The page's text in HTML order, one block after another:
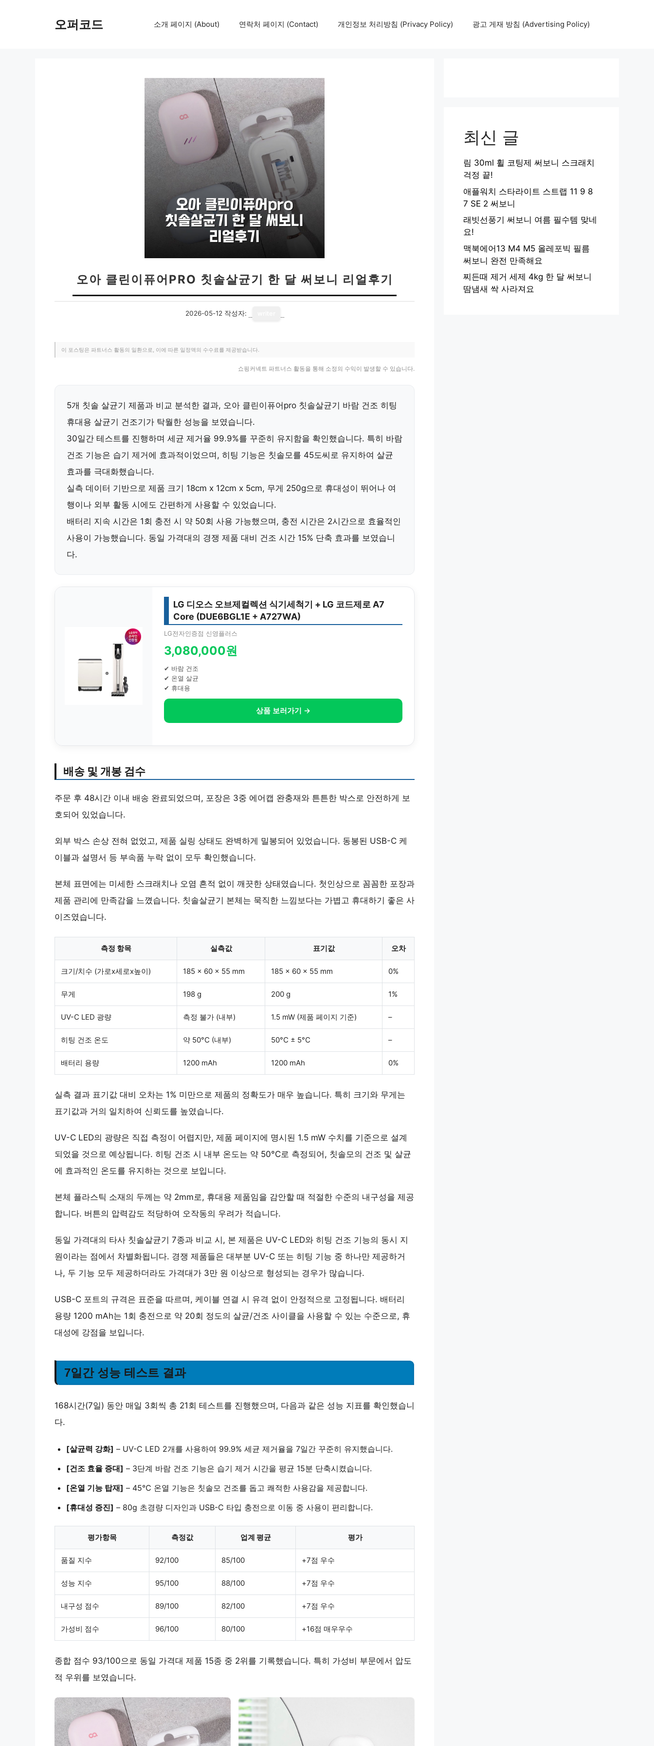
오퍼코드 소개 페이지 (About) 연락처 페이지 (Contact) 개인정보 처리방침 (Privacy Policy) 광고 게재 방침 (Advertising Policy)
오아 클린이퓨어PRO 칫솔살균기 한 달 써보니 리얼후기
2026-05-12 작성자:
이 포스팅은 파트너스 활동의 일환으로, 이에 따른 일정액의 수수료를 제공받습니다.
쇼핑커넥트 파트너스 활동을 통해 소정의 수익이 발생할 수 있습니다.
5개 칫솔 살균기 제품과 비교 분석한 결과, 오아 클린이퓨어pro 칫솔살균기 바람 건조 히팅
휴대용 살균기 건조기가 탁월한 성능을 보였습니다.
30일간 테스트를 진행하며 세균 제거율 99.9%를 꾸준히 유지함을 확인했습니다. 특히 바람
건조 기능은 습기 제거에 효과적이었으며, 히팅 기능은 칫솔모를 45도씨 로 유지하여 살균
효과를 극대화했습니다.
실측 데이터 기반으로 제품 크기 18cm x 12cm x 5cm, 무게 250g으로 휴대성이 뛰어나 여
행이나 외부 활동 시에도 간편하게 사용할 수 있었습니다.
배터리 지속 시간은 1회 충전 시 약 50회 사용 가능했으며, 충전 시간은 2시간으로 효율적인
사용이 가능했습니다. 동일 가격대의 경쟁 제품 대비 건조 시간 15% 단축 효과를 보였습니
다.
LG 디오스 오브제컬렉션 식기세척기 + LG 코드제로 A7
Core (DUE6BGL1E + A727WA)
LG전자인증점 신영플러스
3,080,000원
✔ 바람 건조
✔ 온열 살균
✔ 휴대용
상품 보러가기 →
배송 및 개봉 검수
주문 후 48시간 이내 배송 완료되었으며, 포장은 3중 에어캡 완충재와 튼튼한 박스로 안전하게 보
호되어 있었습니다.
외부 박스 손상 전혀 없었고, 제품 실링 상태도 완벽하게 밀봉되어 있었습니다. 동봉된 USB-C 케
이블과 설명서 등 부속품 누락 없이 모두 확인했습니다.
본체 표면에는 미세한 스크래치나 오염 흔적 없이 깨끗한 상태였습니다. 첫인상으로 꼼꼼한 포장과
제품 관리에 만족감을 느꼈습니다. 칫솔살균기 본체는 묵직한 느낌보다는 가볍고 휴대하기 좋은 사
이즈였습니다.
측정 항목 실측값 표기값 오차
크기/치수 (가로x세로x높이) 185 x 60 x 55 mm 185 x 60 x 55 mm 0%
무게 198 g 200 g 1%
UV-C LED 광량 측정 불가 (내부) 1.5 mW (제품 페이지 기준) –
히팅 건조 온도 약 50°C (내부) 50°C ± 5°C –
배터리 용량 1200 mAh 1200 mAh 0%
실측 결과 표기값 대비 오차는 1% 미만으로 제품의 정확도가 매우 높습니다. 특히 크기와 무게는
표기값과 거의 일치하여 신뢰도를 높였습니다.
UV-C LED의 광량은 직접 측정이 어렵지만, 제품 페이지에 명시된 1.5 mW 수치를 기준으로 설계
되었을 것으로 예상됩니다. 히팅 건조 시 내부 온도는 약 50°C로 측정되어, 칫솔모의 건조 및 살균
에 효과적인 온도를 유지하는 것으로 보입니다.
본체 플라스틱 소재의 두께는 약 2mm로, 휴대용 제품임을 감안할 때 적절한 수준의 내구성을 제공
합니다. 버튼의 압력감도 적당하여 오작동의 우려가 적습니다.
동일 가격대의 타사 칫솔살균기 7종과 비교 시, 본 제품은 UV-C LED와 히팅 건조 기능의 동시 지
원이라는 점에서 차별화됩니다. 경쟁 제품들은 대부분 UV-C 또는 히팅 기능 중 하나만 제공하거
나, 두 기능 모두 제공하더라도 가격대가 3만 원 이상으로 형성되는 경우가 많습니다.
USB-C 포트의 규격은 표준을 따르며, 케이블 연결 시 유격 없이 안정적으로 고정됩니다. 배터리
용량 1200 mAh는 1회 충전으로 약 20회 정도의 살균/건조 사이클을 사용할 수 있는 수준으로, 휴
대성에 강점을 보입니다.
7일간 성능 테스트 결과
168시간(7일) 동안 매일 3회씩 총 21회 테스트를 진행했으며, 다음과 같은 성능 지표를 확인했습니
다.
[살균력 강화] – UV-C LED 2개를 사용하여 99.9% 세균 제거율을 7일간 꾸준히 유지했습니다.
[건조 효율 증대] – 3단계 바람 건조 기능은 습기 제거 시간을 평균 15분 단축시켰습니다.
[온열 기능 탑재] – 45℃ 온열 기능은 칫솔모 건조를 돕고 쾌적한 사용감을 제공합니다.
[휴대성 증진] – 80g 초경량 디자인과 USB-C 타입 충전으로 이동 중 사용이 편리합니다.
평가항목 측정값 업계 평균 평가
품질 지수 92/100 85/100 +7점 우수
성능 지수 95/100 88/100 +7점 우수
내구성 점수 89/100 82/100 +7점 우수
가성비 점수 96/100 80/100 +16점 매우우수
종합 점수 93/100으로 동일 가격대 제품 15종 중 2위를 기록했습니다. 특히 가성비 부문에서 압도
적 우위를 보였습니다.
최신 글
림 30ml 휠 코팅제 써보니 스크래치
걱정 끝!
애플워치 스타라이트 스트랩 11 9 8
7 SE 2 써보니
래빗선풍기 써보니 여름 필수템 맞네
요!
맥북에어13 M4 M5 올레포빅 필름
써보니 완전 만족해요
찌든때 제거 세제 4kg 한 달 써보니
땀냄새 싹 사라져요